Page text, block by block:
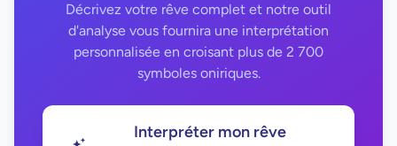
Décrivez votre rêve complet et notre outil
d'analyse vous fournira une interprétation
personnalisée en croisant plus de 2 700
symboles oniriques.
Interpréter mon rêve